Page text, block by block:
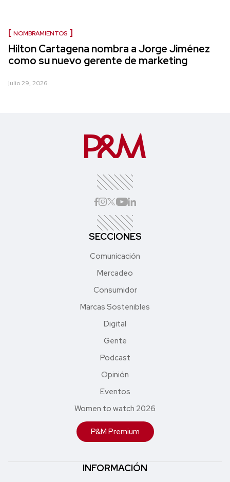
NOMBRAMIENTOS
Hilton Cartagena nombra a Jorge Jiménez
como su nuevo gerente de marketing
julio 29, 2026
SECCIONES
Comunicación
Mercadeo
Consumidor
Marcas Sostenibles
Digital
Gente
Podcast
Opinión
Eventos
Women to watch 2026
P&M Premium
INFORMACIÓN